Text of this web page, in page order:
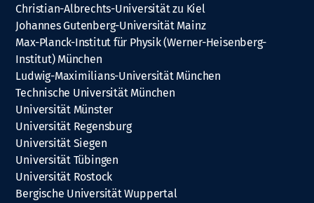
Christian-Albrechts-Universität zu Kiel
Johannes Gutenberg-Universität Mainz
Max-Planck-Institut für Physik (Werner-Heisenberg-
Institut) München
Ludwig-Maximilians-Universität München
Technische Universität München
Universität Münster
Universität Regensburg
Universität Siegen
Universität Tübingen
Universität Rostock
Bergische Universität Wuppertal